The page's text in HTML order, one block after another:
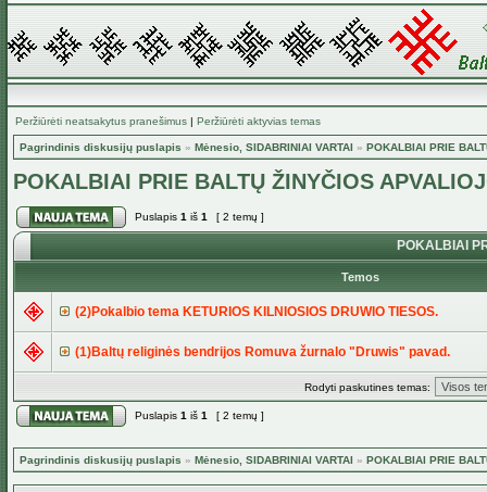
Peržiūrėti neatsakytus pranešimus | Peržiūrėti aktyvias temas
Pagrindinis diskusijų puslapis » Mėnesio, SIDABRINIAI VARTAI » POKALBIAI PRIE
POKALBIAI PRIE BALTŲ ŽINYČIOS
Puslapis 1 iš 1 [ 2 temų ]
POKALBIAI
Temos
(2)Pokalbio tema KETURIOS KILNIOSIOS DRUWIO TIESOS.
(1)Baltų religinės bendrijos Romuva žurnalo "Druwis" pavad.
Rodyti paskutines temas:
Puslapis 1 iš 1 [ 2 temų ]
Pagrindinis diskusijų puslapis » Mėnesio, SIDABRINIAI VARTAI » POKALBIAI PRIE